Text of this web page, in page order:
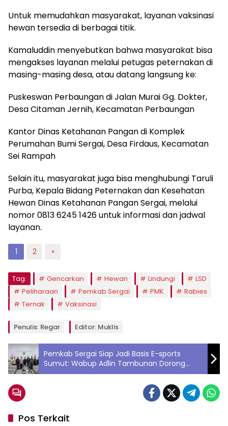
Untuk memudahkan masyarakat, layanan vaksinasi
hewan tersedia di berbagai titik.
Kamaluddin menyebutkan bahwa masyarakat bisa
mengakses layanan melalui petugas peternakan di
masing-masing desa, atau datang langsung ke:
Puskeswan Perbaungan di Jalan Murai Gg. Dokter,
Desa Citaman Jernih, Kecamatan Perbaungan
Kantor Dinas Ketahanan Pangan di Komplek
Perumahan Bumi Sergai, Desa Firdaus, Kecamatan
Sei Rampah
Selain itu, masyarakat juga bisa menghubungi Taruli
Purba, Kepala Bidang Peternakan dan Kesehatan
Hewan Dinas Ketahanan Pangan Sergai, melalui
nomor 0813 6245 1426 untuk informasi dan jadwal
layanan.
1 2 »
Tag: Gencarkan Hewan Lindungi
LSD
Peliharaan
Pemkab Sergai PMK
Rabies
Ternak
Vaksinasi
Penulis: Regar Editor: Muklis
Pemkab Sergai Siap Jadi Basis E-sports
Sumut: Wabup Adlin Tambunan Dorong
Prestasi dan Ekonomi Digital Lokal
Pos Terkait